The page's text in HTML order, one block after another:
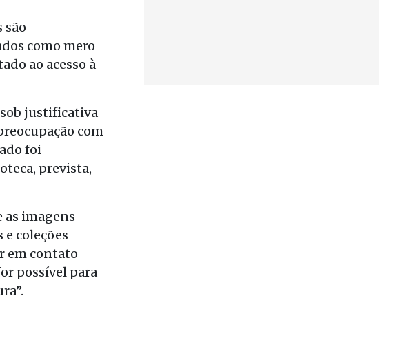
são
como mero
ao acesso à
sob justificativa
com
foi
prevista,
imagens
coleções
em contato
possível para